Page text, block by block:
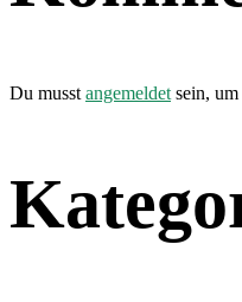
Du musst angemeldet sein,